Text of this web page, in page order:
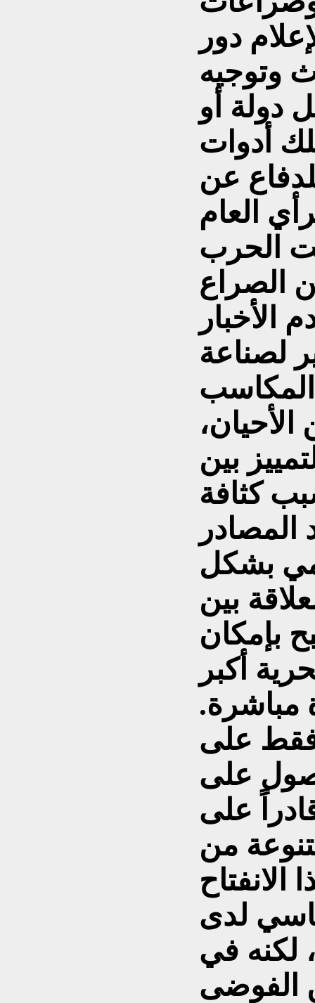
دور
وتوجيه
دولة أو
أدوات
عن
العام
الحرب
الصراع
لصناعة
المكاسب
بين
كثافة
بشكل
بين
بإمكان
أكبر
مباشرة.
فقط على
على
على
من
الانفتاح
لدى
لكنه في
الفوضى